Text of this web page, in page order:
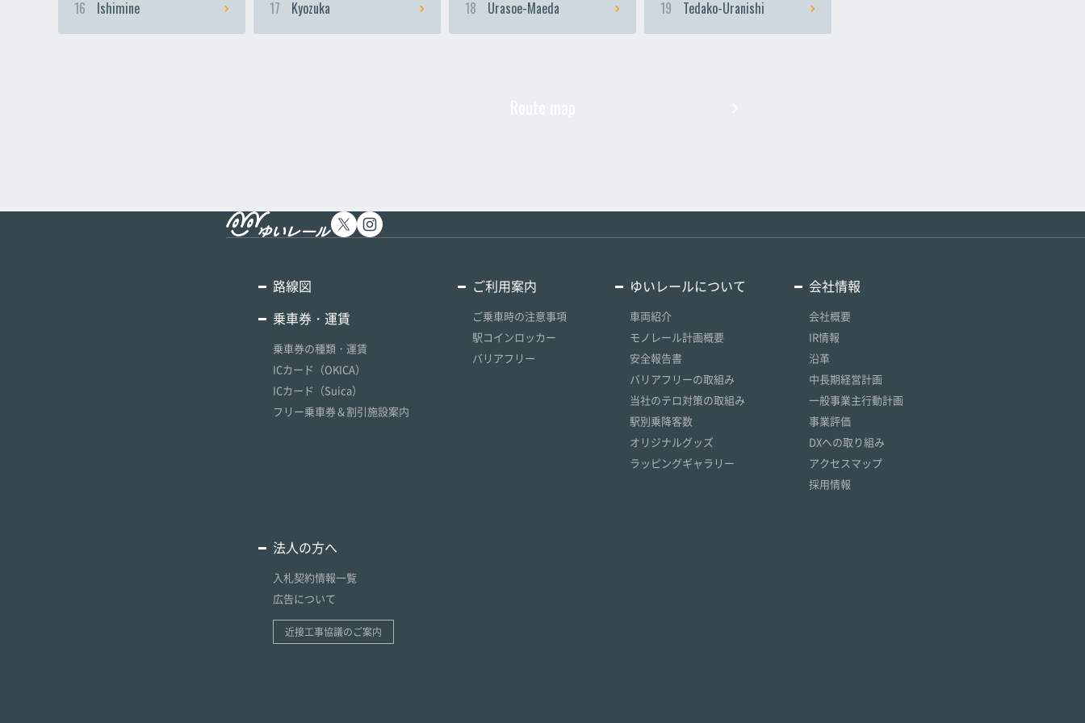
16 Ishimine 17 Kyozuka 18 Urasoe-Maeda 19 Tedako-Uranishi
路線図
乗車券・運賃
乗車券の種類・運賃
ICカード（OKICA）
ICカード（Suica）
フリー乗車券＆割引施設案内
ご利用案内
ご乗車時の注意事項
駅コインロッカー
バリアフリー
ゆいレールについて
車両紹介
モノレール計画概要
安全報告書
バリアフリーの取組み
当社のテロ対策の取組み
駅別乗降客数
オリジナルグッズ
ラッピングギャラリー
会社情報
会社概要
IR情報
沿革
中長期経営計画
一般事業主行動計画
事業評価
DXへの取り組み
アクセスマップ
採用情報
法人の方へ
入札契約情報一覧
広告について
近接工事協議のご案内